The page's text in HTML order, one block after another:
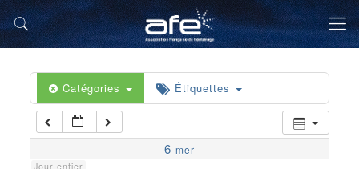
Catégories Étiquettes
6 mer
Jour entier
5 h 00 min
6 h 00 min
7 h 00 min